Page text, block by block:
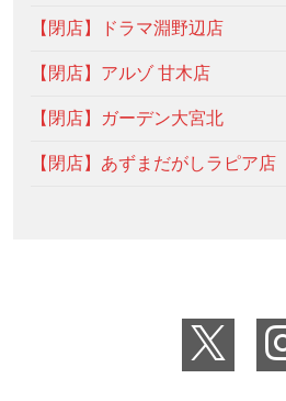
【閉店】ドラマ淵野辺店
【閉店】アルゾ 甘木店
【閉店】ガーデン大宮北
【閉店】あずまだがしラピア店